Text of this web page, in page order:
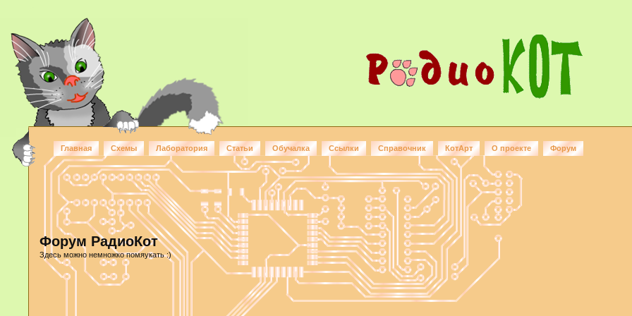
Главная Схемы Лаборатория Статьи Обучалка Ссылки Справочник КотАрт О проекте Форум
Форум РадиоКот
Здесь можно немножко помяукать :)